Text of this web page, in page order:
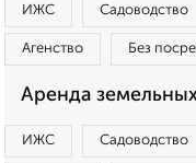
ИЖС Садоводство
Агенство Без
Аренда
ИЖС Садоводство